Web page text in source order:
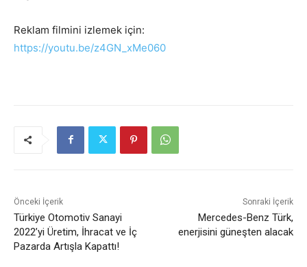
Reklam filmini izlemek için:
https://youtu.be/z4GN_xMe060
Önceki İçerik
Türkiye Otomotiv Sanayi
2022’yi Üretim, İhracat ve İç
Pazarda Artışla Kapattı!
Sonraki İçerik
Mercedes-Benz Türk,
enerjisini güneşten alacak